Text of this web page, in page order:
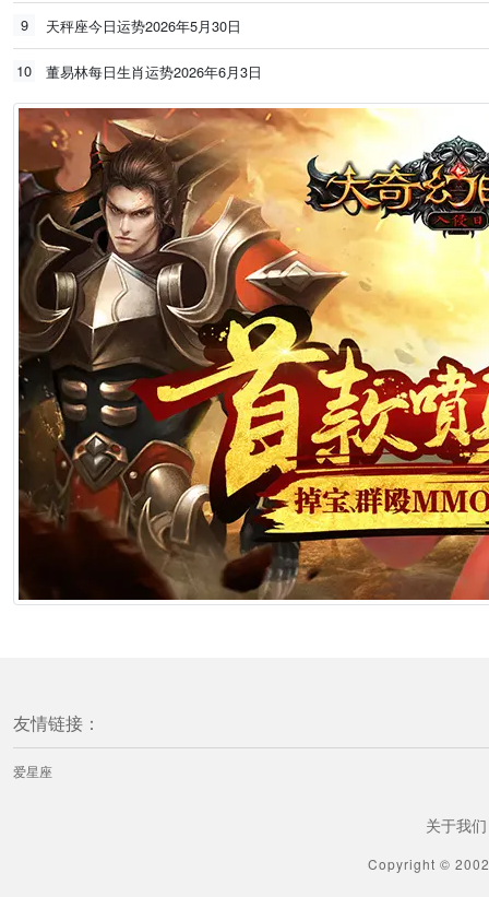
9 天秤座今日运势2026年5月30日
10 董易林每日生肖运势2026年6月3日
友情链接：
爱星座
关于我们
Copyright ©